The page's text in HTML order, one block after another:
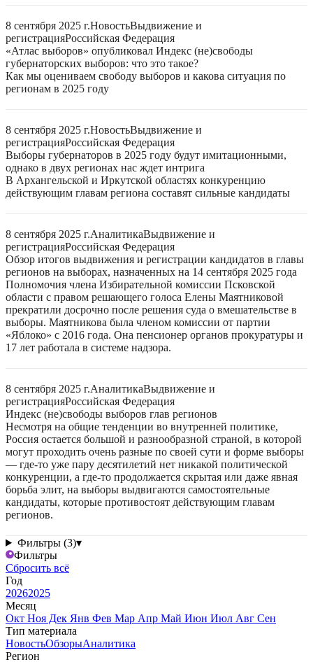
8 сентября 2025 г.НовостьВыдвижение и
регистрацияРоссийская Федерация
«Атлас выборов» опубликовал Индекс (не)свободы
губернаторских выборов: что это такое?
Как мы оцениваем свободу выборов и какова ситуация по
регионам в 2025 году
8 сентября 2025 г.НовостьВыдвижение и
регистрацияРоссийская Федерация
Выборы губернаторов в 2025 году будут имитационными,
однако в двух регионах нас ждет интрига
В Архангельской и Иркутской областях конкуренцию
действующим главам региона составят сильные кандидаты
8 сентября 2025 г.АналитикаВыдвижение и
регистрацияРоссийская Федерация
Обзор итогов выдвижения и регистрации кандидатов в главы
регионов на выборах, назначенных на 14 сентября 2025 года
Полномочия члена Избирательной комиссии Псковской
области с правом решающего голоса Елены Маятниковой
прекратили досрочно после решения суда о вмешательстве в
выборы. Маятникова была членом комиссии от партии
«Яблоко» с 2016 года. Она пенсионер органов прокуратуры и
17 лет работала в системе надзора.
8 сентября 2025 г.АналитикаВыдвижение и
регистрацияРоссийская Федерация
Индекс (не)свободы выборов глав регионов
Несмотря на общие тенденции во внутренней политике,
Россия остается большой и разнообразной страной, в которой
могут проходить очень разные по своей сути и форме выборы
— где-то уже пару десятилетий нет никакой политической
конкуренции, а где-то продолжается скрытая или даже явная
борьба элит, на выборы выдвигаются самостоятельные
кандидаты, которые противостоят действующим главам
регионов.
Фильтры (3)▾
Фильтры
Сбросить всё
Год
20262025
Месяц
Окт Ноя Дек Янв Фев Мар Апр Май Июн Июл Авг Сен
Тип материала
НовостьОбзорыАналитика
Регион